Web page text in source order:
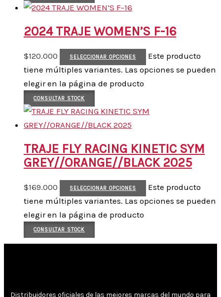
2024 TRAJE WOMEN’S F-16
$120.000 SELECCIONAR OPCIONES
Este producto
tiene múltiples variantes. Las opciones se pueden
elegir en la página de producto
CONSULTAR STOCK
TRAJE FLY RACING KINETIC SYM
GREY//ORANGE//BLACK 2025
$169.000 SELECCIONAR OPCIONES
Este producto
tiene múltiples variantes. Las opciones se pueden
elegir en la página de producto
CONSULTAR STOCK
Distribuidores oficiales de las mejores marcas del mundo para